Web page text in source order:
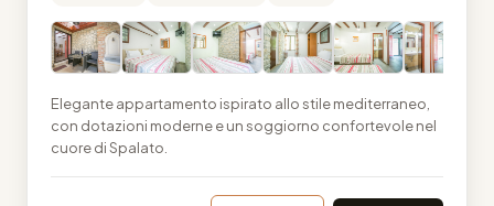
Elegante appartamento ispirato allo stile mediterraneo,
con dotazioni moderne e un soggiorno confortevole nel
cuore di Spalato.